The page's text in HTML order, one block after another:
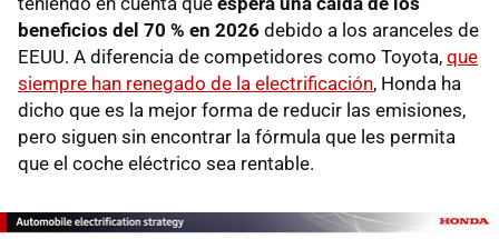
beneficios del 70 % en 2026 debido a los aranceles de
EEUU. A diferencia de competidores como Toyota, que
siempre han renegado de la electrificación, Honda ha
dicho que es la mejor forma de reducir las emisiones,
pero siguen sin encontrar la fórmula que les permita
que el coche eléctrico sea rentable.